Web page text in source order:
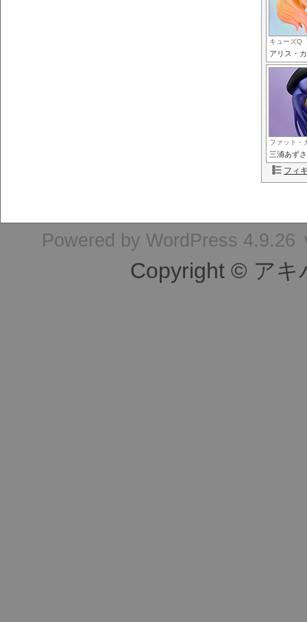
キューズQ
アリス・
ファット・
三浦あずさ
フィ
Powered by WordPress 4.9.26
Copyright © アキ